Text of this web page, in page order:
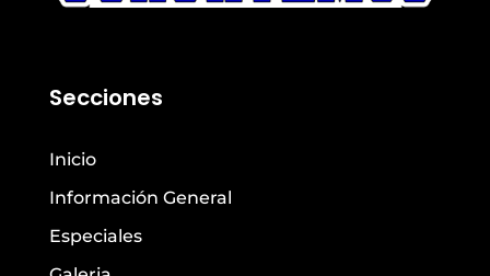
Secciones
Inicio
Información General
Especiales